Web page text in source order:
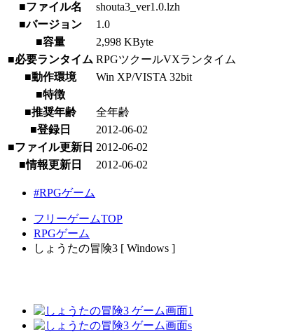
■ファイル名
shouta3_ver1.0.lzh
■バージョン
1.0
■容量
2,998 KByte
■必要ランタイム RPGツクールVXランタイム
■動作環境
Win XP/VISTA 32bit
■特徴
■推奨年齢
全年齢
■登録日
2012-06-02
■ファイル更新日 2012-06-02
■情報更新日
2012-06-02
#RPGゲーム
フリーゲームTOP
RPGゲーム
しょうたの冒険3 [ Windows ]